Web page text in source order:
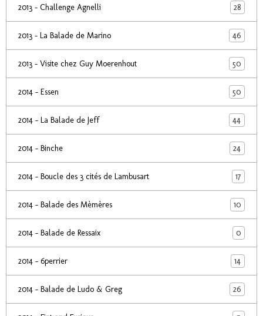
2013 - Challenge Agnelli 28
2013 - La Balade de Marino 46
2013 - Visite chez Guy Moerenhout 50
2014 - Essen 50
2014 - La Balade de Jeff 44
2014 - Binche 24
2014 - Boucle des 3 cités de Lambusart 17
2014 - Balade des Mèmères 10
2014 - Balade de Ressaix 0
2014 - 6perrier 14
2014 - Balade de Ludo & Greg 26